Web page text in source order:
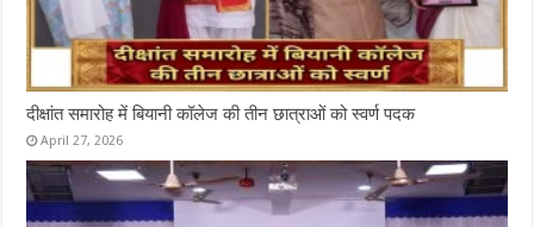
दीक्षांत समारोह में बियानी कॉलेज की तीन छात्राओं को स्वर्ण पदक
April 27, 2026